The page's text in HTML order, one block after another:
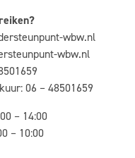
wbw.nl
wbw.nl
06 – 48501659
– 14:00
– 10:00